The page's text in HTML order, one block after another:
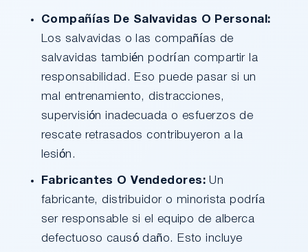
Compañías De Salvavidas O Personal:
Los salvavidas o las compañías de
salvavidas también podrían compartir la
responsabilidad. Eso puede pasar si un
mal entrenamiento, distracciones,
supervisión inadecuada o esfuerzos de
rescate retrasados contribuyeron a la
lesión.
Fabricantes O Vendedores:Un
fabricante, distribuidor o minorista podría
ser responsable si el equipo de alberca
defectuoso causó daño. Esto incluye